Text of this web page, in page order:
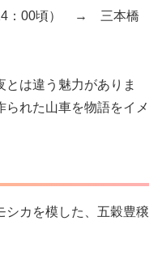
：00頃） → 三本橋
は違う魅力がありま
れた山車を物語をイメ
シカを模した、五穀豊穣